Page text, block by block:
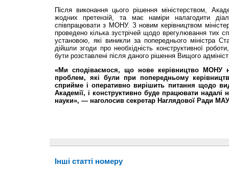
Після виконання цього рішення міністерством,
жодних претензій, та має наміри налагодити
співпрацювати з МОНУ. З новим керівництвом
проведено кілька зустрічей щодо врегулювання тих
установою, які виникли за попереднього міністра
дійшли згоди про необхідність конструктивної
бути розставлені після даного рішення Вищого
«Ми сподіваємося, що нове керівництво МОНУ
проблем, які були при попередньому
сприйме і оперативно вирішить питання щодо
Академії, і конструктивно буде працювати надалі
науки», — наголосив секретар Наглядової Ради
Інші статті номеру